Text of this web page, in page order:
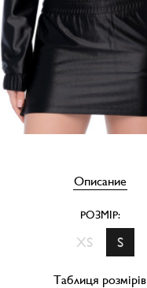
Описание
РОЗМІР:
XS S
Таблиця розмірів